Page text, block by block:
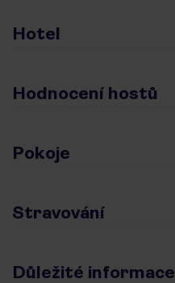
Hotel
Hodnocení hostů
Pokoje
Stravování
Důležité informace